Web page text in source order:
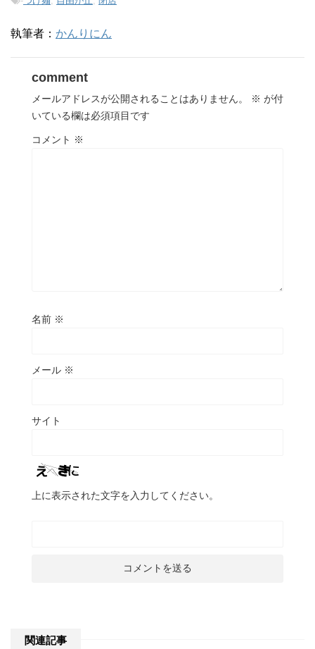
執筆者： かんりにん
comment
メールアドレスが公開されることはありません。 ※ が付
いている欄は必須項目です
コメント ※
名前 ※
メール ※
サイト
上に表示された文字を入力してください。
関連記事